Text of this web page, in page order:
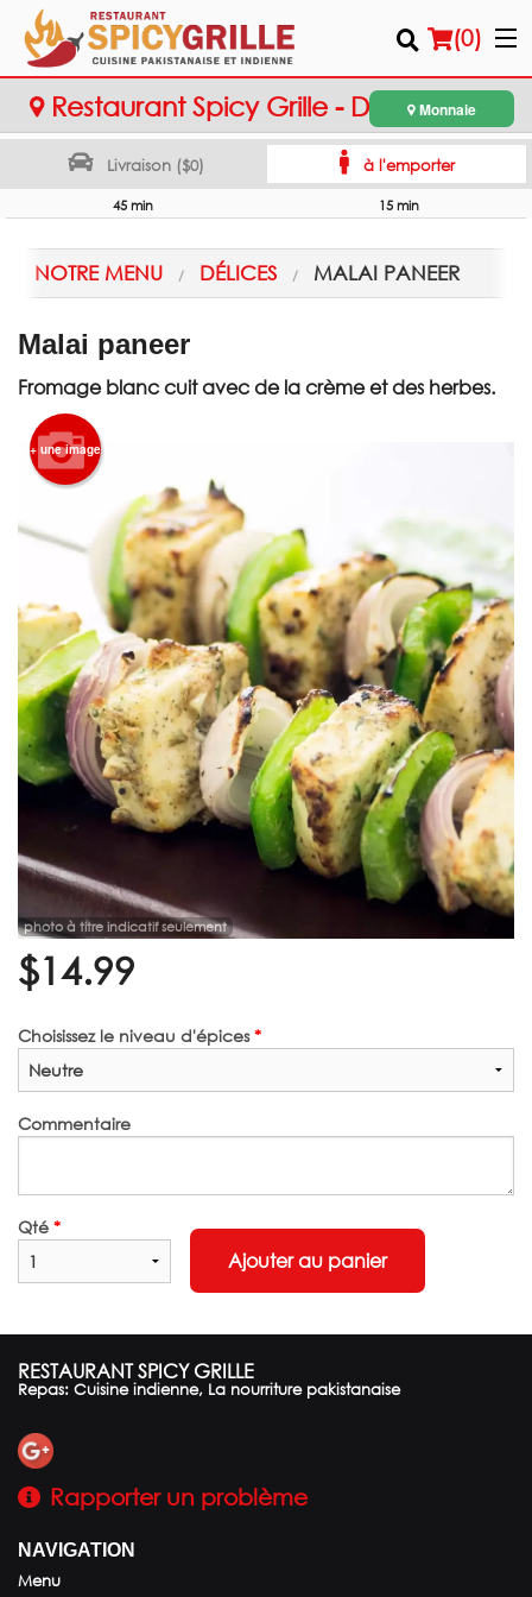
(0)
Commander en ligne
Français
Connection
Inscription
Panier (0)
Rechercher
Restaurant Spicy Grille - Dollard-des-
Ormeaux
Monnaie
Livraison ($0) à l'emporter
45 min 15 min
NOTRE MENU DÉLICES MALAI PANEER
Malai paneer
Fromage blanc cuit avec de la crème et des herbes.
+ une image
photo à titre indicatif seulement
$14.99
Choisissez le niveau d'épices*
Commentaire
Qté *
Ajouter au panier
RESTAURANT SPICY GRILLE
Repas: Cuisine indienne, La nourriture pakistanaise
Rapporter un problème
NAVIGATION
Menu